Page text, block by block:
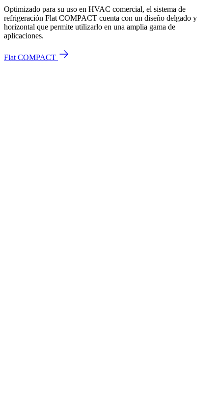
Optimizado para su uso en HVAC comercial, el sistema de
refrigeración Flat COMPACT cuenta con un diseño delgado y
horizontal que permite utilizarlo en una amplia gama de
aplicaciones.
Flat COMPACT